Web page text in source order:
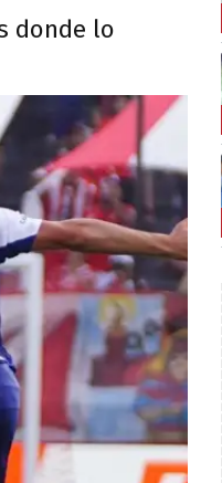
donde lo